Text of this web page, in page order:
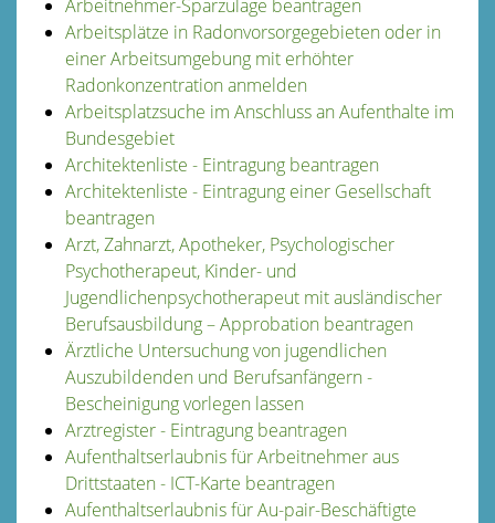
Arbeitnehmer-Sparzulage beantragen
Arbeitsplätze in Radonvorsorgegebieten oder in
einer Arbeitsumgebung mit erhöhter
Radonkonzentration anmelden
Arbeitsplatzsuche im Anschluss an Aufenthalte im
Bundesgebiet
Architektenliste - Eintragung beantragen
Architektenliste - Eintragung einer Gesellschaft
beantragen
Arzt, Zahnarzt, Apotheker, Psychologischer
Psychotherapeut, Kinder- und
Jugendlichenpsychotherapeut mit ausländischer
Berufsausbildung – Approbation beantragen
Ärztliche Untersuchung von jugendlichen
Auszubildenden und Berufsanfängern -
Bescheinigung vorlegen lassen
Arztregister - Eintragung beantragen
Aufenthaltserlaubnis für Arbeitnehmer aus
Drittstaaten - ICT-Karte beantragen
Aufenthaltserlaubnis für Au-pair-Beschäftigte